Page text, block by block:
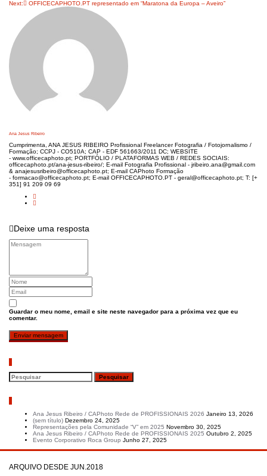
de
artigos
Next:
OFFICECAPHOTO.PT representado em “Maratona da Europa – Aveiro”
Ana Jesus Ribeiro
Cumprimenta, ANA JESUS RIBEIRO Profissional Freelancer Fotografia / Fotojornalismo /
Formação; CCPJ - CO510A; CAP - EDF 561663/2011 DC; WEBSITE
- www.officecaphoto.pt; PORTFÓLIO / PLATAFORMAS WEB / REDES SOCIAIS:
officecaphoto.pt/ana-jesus-ribeiro/; E-mail Fotografia Profissional - jribeiro.ana@gmail.com
& anajesusribeiro@officecaphoto.pt; E-mail CAPhoto Formação
- formacao@officecaphoto.pt; E-mail OFFICECAPHOTO.PT - geral@officecaphoto.pt; T: [+
351] 91 209 09 69
Deixe uma resposta
Guardar o meu nome, email e site neste navegador para a próxima vez que eu
comentar.
Ana Jesus Ribeiro / CAPhoto Rede de PROFISSIONAIS 2026 Janeiro 13, 2026
(sem título) Dezembro 24, 2025
Representações pela Comunidade “V” em 2025 Novembro 30, 2025
Ana Jesus Ribeiro / CAPhoto Rede de PROFISSIONAIS 2025 Outubro 2, 2025
Evento Corporativo Roca Group Junho 27, 2025
ARQUIVO DESDE JUN.2018